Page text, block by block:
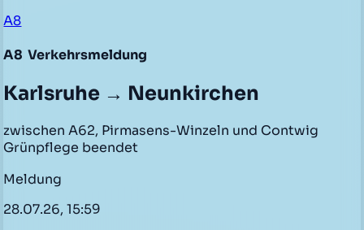
A8
A8 Verkehrsmeldung
Karlsruhe → Neunkirchen
zwischen A62, Pirmasens-Winzeln und Contwig
Grünpflege beendet
Meldung
28.07.26, 15:59